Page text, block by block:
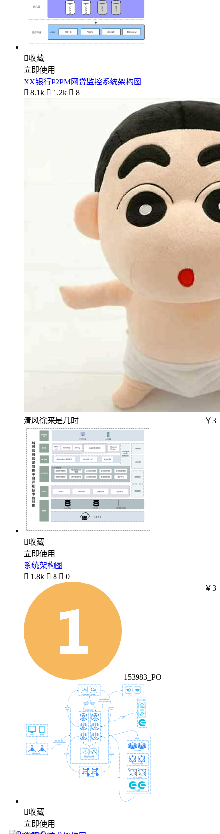
收藏
立即使用
XX银行P2PM网贷监控系统架构图
 8.1k  1.2k  8
清风徐来是几时 ￥3
收藏
立即使用
系统架构图
 1.8k  8  0
153983_PO
￥3
收藏
立即使用